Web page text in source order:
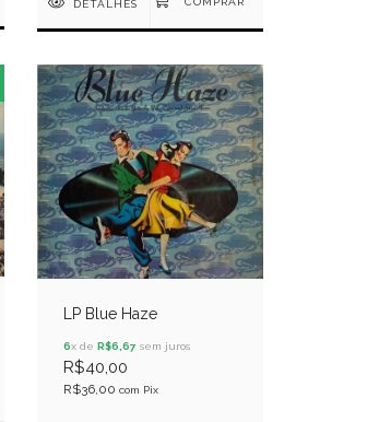
DETALHES
LP Blue Haze
6x de R$6,67sem juros
R$40,00
R$36,00 com Pix